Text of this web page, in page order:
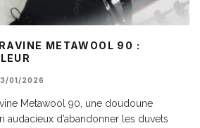
METAWOOL 90 :
01/2026
Metawool 90, une doudoune
audacieux d’abandonner les duvets